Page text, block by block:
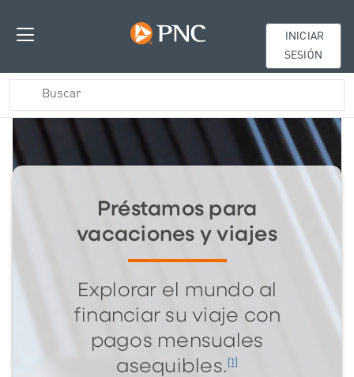
INICIAR
SESIÓN
Préstamos para
vacaciones y viajes
Explorar el mundo al
financiar su viaje con
pagos mensuales
asequibles. [1]